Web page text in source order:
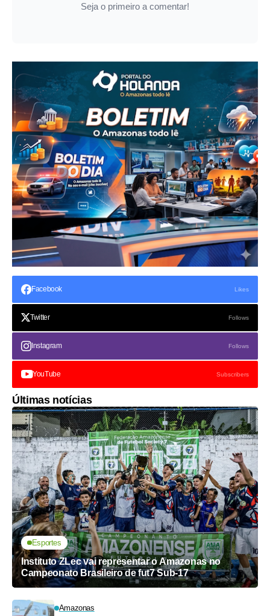
Seja o primeiro a comentar!
Facebook Likes
Twitter Follows
Instagram Follows
YouTube Subscribers
Últimas notícias
Esportes
Instituto ZLec vai representar o Amazonas no
Campeonato Brasileiro de fut7 Sub-17
Amazonas